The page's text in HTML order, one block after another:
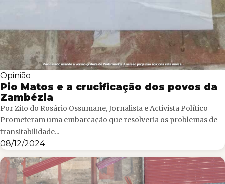
Opinião
Pio Matos e a crucificação dos povos da
Zambézia
Por Zito do Rosário Ossumane, Jornalista e Activista Político
Prometeram uma embarcação que resolveria os problemas de
transitabilidade...
08/12/2024